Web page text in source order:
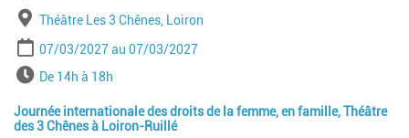
Lieu
Théâtre Les 3 Chênes, Loiron
Période
Date de début
07/03/2027 Date de fin
07/03/2027
HorairesDe 14h à 18h
Journée internationale des droits de la femme, en famille, Théâtre
des 3 Chênes à Loiron-Ruillé